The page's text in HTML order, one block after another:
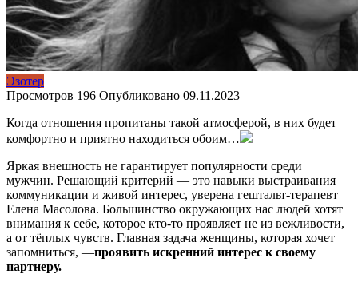
Эзотер
Просмотров 196 Опубликовано 09.11.2023
Когда отношения пропитаны такой атмосферой, в них будет
комфортно и приятно находиться обоим…
Яркая внешность не гарантирует популярности среди
мужчин. Решающий критерий — это навыки выстраивания
коммуникации и живой интерес, уверена гештальт-терапевт
Елена Масолова. Большинство окружающих нас людей хотят
внимания к себе, которое кто-то проявляет не из вежливости,
а от тёплых чувств. Главная задача женщины, которая хочет
запомниться, —проявить искренний интерес к своему
партнеру.